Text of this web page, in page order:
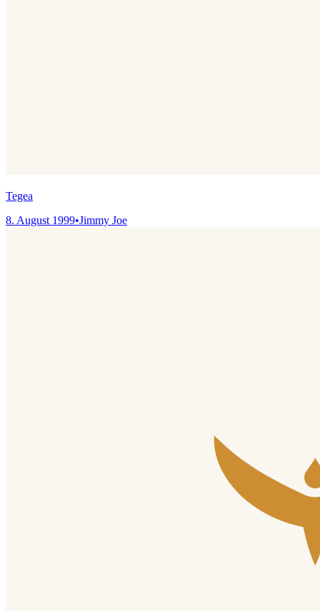
Tegea
8. August 1999•Jimmy Joe